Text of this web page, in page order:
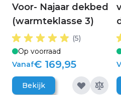
Voor- Najaar dekbed
(warmteklasse 3)
(5)
Op voorraad
Vanaf€ 169,95
Bekijk